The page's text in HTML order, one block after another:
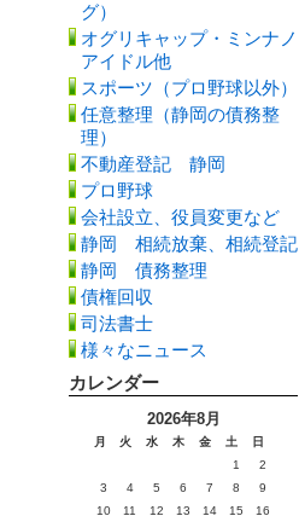
グ）
オグリキャップ・ミンナノ
アイドル他
スポーツ（プロ野球以外）
任意整理（静岡の債務整
理）
不動産登記 静岡
プロ野球
会社設立、役員変更など
静岡 相続放棄、相続登記
静岡 債務整理
債権回収
司法書士
様々なニュース
カレンダー
2026年8月
月 火 水 木 金 土
日
1
2
3
4 5 6 7 8
9
10
11 12 13 14 15
16